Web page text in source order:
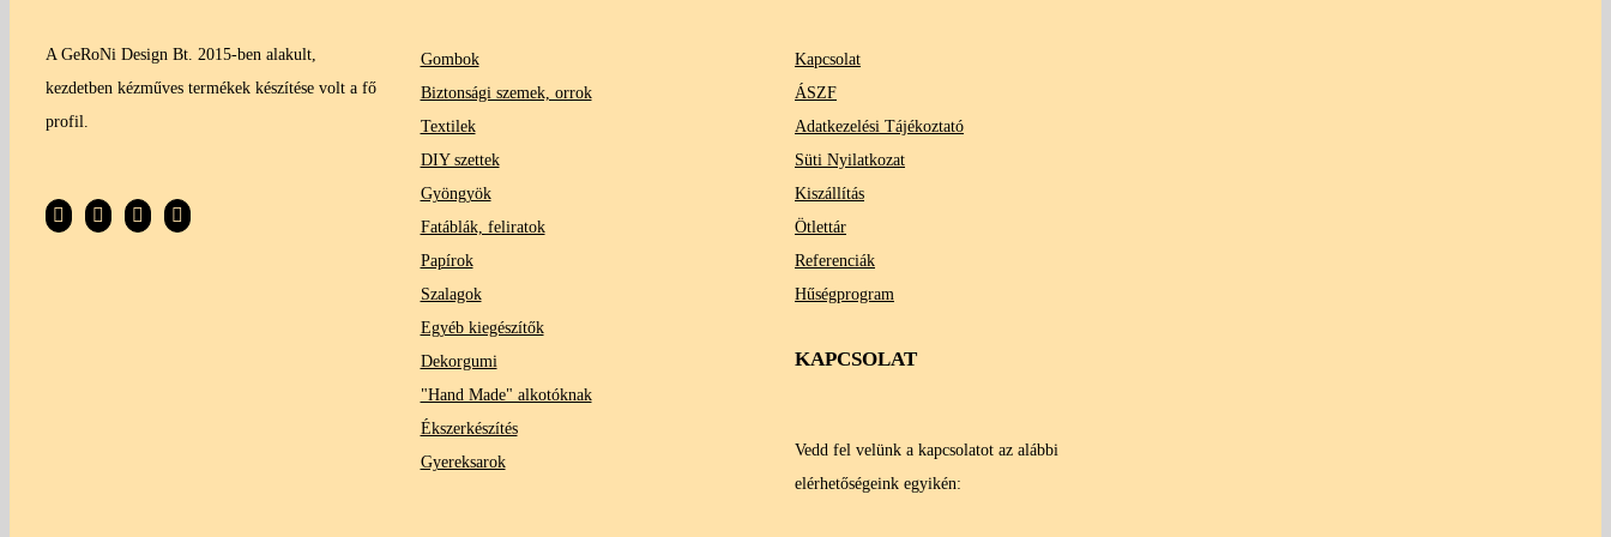
A GeRoNi Design Bt. 2015-ben alakult,
kezdetben kézműves termékek készítése volt a fő
profil.
Gombok
Biztonsági szemek, orrok
Textilek
DIY szettek
Gyöngyök
Fatáblák, feliratok
Papírok
Szalagok
Egyéb kiegészítők
Dekorgumi
"Hand Made" alkotóknak
Ékszerkészítés
Gyereksarok
Kapcsolat
ÁSZF
Adatkezelési Tájékoztató
Süti Nyilatkozat
Kiszállítás
Ötlettár
Referenciák
Hűségprogram
KAPCSOLAT
Vedd fel velünk a kapcsolatot az alábbi
elérhetőségeink egyikén: